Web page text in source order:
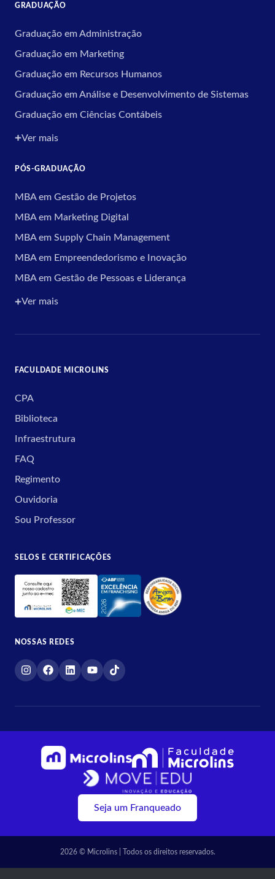
GRADUAÇÃO
Graduação em Administração
Graduação em Marketing
Graduação em Recursos Humanos
Graduação em Análise e Desenvolvimento de Sistemas
Graduação em Ciências Contábeis
Ver mais
PÓS-GRADUAÇÃO
MBA em Gestão de Projetos
MBA em Marketing Digital
MBA em Supply Chain Management
MBA em Empreendedorismo e Inovação
MBA em Gestão de Pessoas e Liderança
Ver mais
FACULDADE MICROLINS
CPA
Biblioteca
Infraestrutura
FAQ
Regimento
Ouvidoria
Sou Professor
SELOS E CERTIFICAÇÕES
NOSSAS REDES
Seja um Franqueado
2026 © Microlins | Todos os direitos reservados.